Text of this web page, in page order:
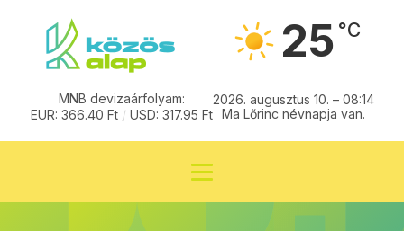
MNB devizaárfolyam:
EUR: 366.40 Ft / USD: 317.95 Ft
2026. augusztus 10. – 08:14
Ma Lőrinc névnapja van.
25 °C